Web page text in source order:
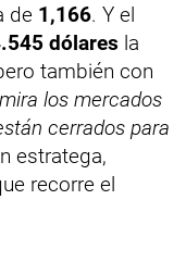
de 1,166. Y el
dólares la
también con
los mercados
cerrados para
estratega,
recorre el